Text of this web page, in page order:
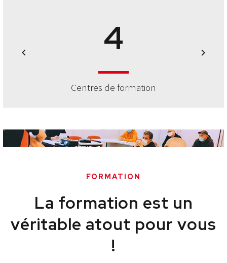
FORMATION
La formation est un
véritable atout pour vous
!